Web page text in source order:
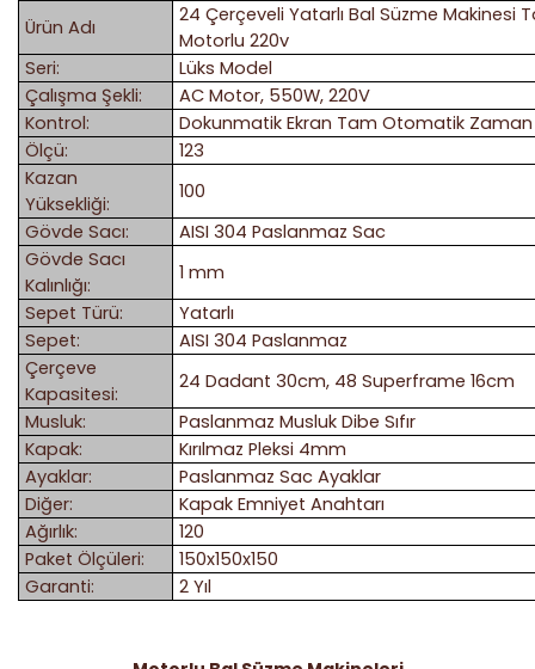
Ürün Adı
24 Çerçeveli Yatarlı Bal Süzme Makinesi
Motorlu 220v
Seri:
Lüks Model
Çalışma Şekli:
AC Motor, 550W, 220V
Kontrol:
Dokunmatik Ekran Tam Otomatik Zaman
Ölçü:
123
Kazan
Yüksekliği:
100
Gövde Sacı:
AISI 304 Paslanmaz Sac
Gövde Sacı
Kalınlığı:
1 mm
Sepet Türü:
Yatarlı
Sepet:
AISI 304 Paslanmaz
Çerçeve
Kapasitesi:
24 Dadant 30cm, 48 Superframe 16cm
Musluk:
Paslanmaz Musluk Dibe Sıfır
Kapak:
Kırılmaz Pleksi 4mm
Ayaklar:
Paslanmaz Sac Ayaklar
Diğer:
Kapak Emniyet Anahtarı
Ağırlık:
120
Paket Ölçüleri:
150x150x150
Garanti:
2 Yıl